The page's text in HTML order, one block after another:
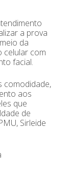
a prova
da
celular com
facial.
comodidade,
aos
que
de
Sirleide